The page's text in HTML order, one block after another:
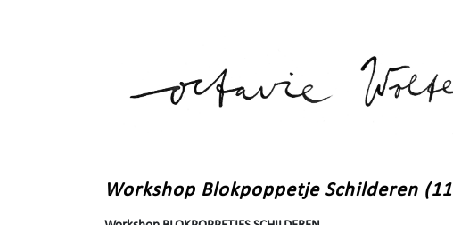
Workshop Blokpoppetje Schilderen